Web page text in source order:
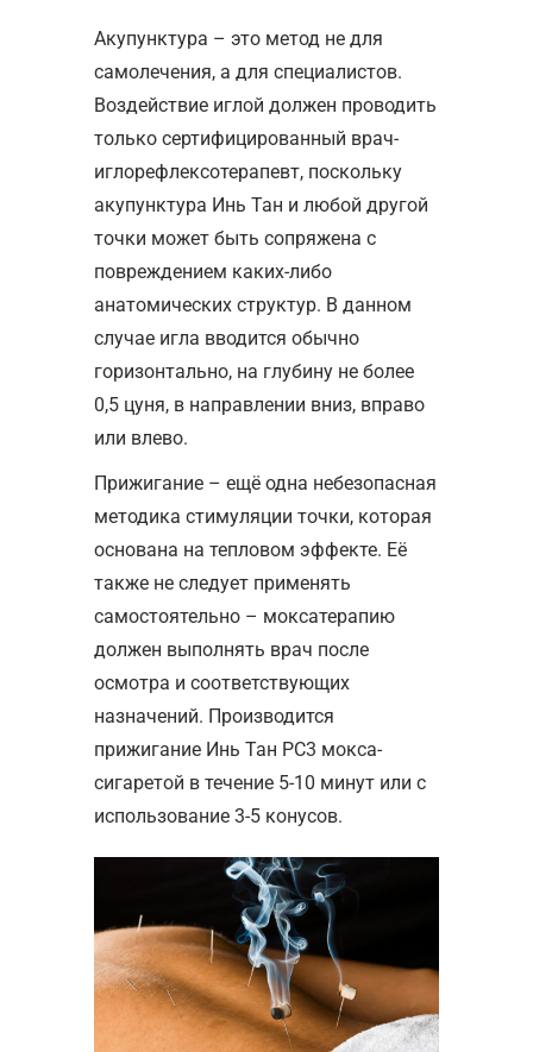
Акупунктура – это метод не для
самолечения, а для специалистов.
Воздействие иглой должен проводить
только сертифицированный врач-
иглорефлексотерапевт, поскольку
акупунктура Инь Тан и любой другой
точки может быть сопряжена с
повреждением каких-либо
анатомических структур. В данном
случае игла вводится обычно
горизонтально, на глубину не более
0,5 цуня, в направлении вниз, вправо
или влево.
Прижигание – ещё одна небезопасная
методика стимуляции точки, которая
основана на тепловом эффекте. Её
также не следует применять
самостоятельно – моксатерапию
должен выполнять врач после
осмотра и соответствующих
назначений. Производится
прижигание Инь Тан РС3 мокса-
сигаретой в течение 5-10 минут или с
использование 3-5 конусов.